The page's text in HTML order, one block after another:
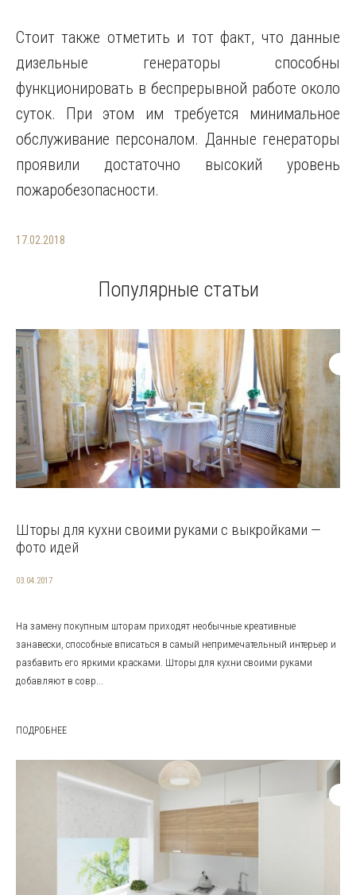
Стоит также отметить и тот факт, что данные
дизельные генераторы способны
функционировать в беспрерывной работе около
суток. При этом им требуется минимальное
обслуживание персоналом. Данные генераторы
проявили достаточно высокий уровень
пожаробезопасности.
17.02.2018
Популярные статьи
Шторы для кухни своими руками с выкройками —
фото идей
03.04.2017
На замену покупным шторам приходят необычные креативные
занавески, способные вписаться в самый непримечательный интерьер и
разбавить его яркими красками. Шторы для кухни своими руками
добавляют в совр...
ПОДРОБНЕЕ